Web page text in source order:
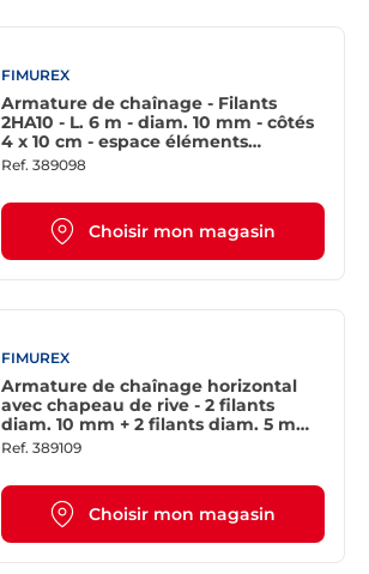
FIMUREX
Armature de chaînage - Filants
2HA10 - L. 6 m - diam. 10 mm - côtés
4 x 10 cm - espace éléments
transversaux 46 cm
Ref. 389098
Choisir mon magasin
FIMUREX
Armature de chaînage horizontal
avec chapeau de rive - 2 filants
diam. 10 mm + 2 filants diam. 5 mm -
L. 3 m - Côtés 75 x 7 cm
Ref. 389109
Choisir mon magasin